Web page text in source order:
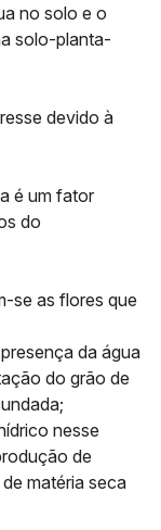
no solo e o
solo-planta-
devido à
é um fator
do
se as flores que
da água
do grão de
nesse
de
matéria seca